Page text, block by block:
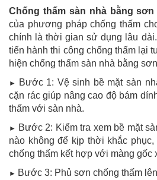
Chống thấm sàn nhà bằng
của phương pháp chống thấm
chính là thời gian sử dụng lâu
tiến hành thi công chống thấm lại
hiện chống thấm sàn nhà bằng
►
Bước 1: Vệ sinh bề mặt sàn
cặn rác giúp nâng cao độ bám
thấm với sàn nhà.
► Bước 2: Kiểm tra xem bề mặt
nào không để kịp thời khắc
chống thấm kết hợp với màng gốc
► Bước 3: Phủ sơn chống thấm